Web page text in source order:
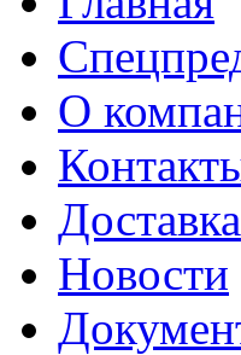
О
Доставка
Новости